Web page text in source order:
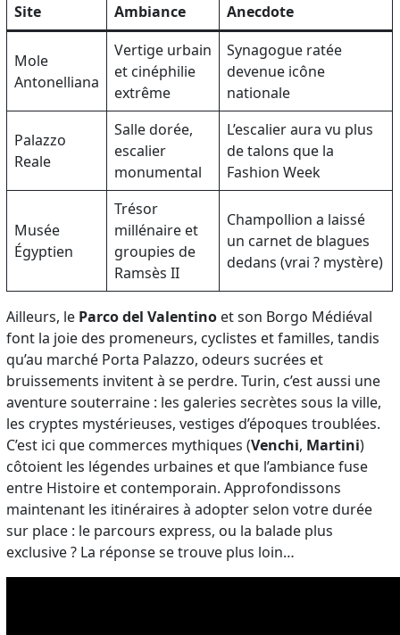
Site Ambiance Anecdote
Mole
Antonelliana
Vertige urbain
et cinéphilie
extrême
Synagogue ratée
devenue icône
nationale
Palazzo
Reale
Salle dorée,
escalier
monumental
L’escalier aura vu plus
de talons que la
Fashion Week
Musée
Égyptien
Trésor
millénaire et
groupies de
Ramsès II
Champollion a laissé
un carnet de blagues
dedans (vrai ? mystère)
Ailleurs, le Parco del Valentino et son Borgo Médiéval
font la joie des promeneurs, cyclistes et familles, tandis
qu’au marché Porta Palazzo, odeurs sucrées et
bruissements invitent à se perdre. Turin, c’est aussi une
aventure souterraine : les galeries secrètes sous la ville,
les cryptes mystérieuses, vestiges d’époques troublées.
C’est ici que commerces mythiques (Venchi, Martini)
côtoient les légendes urbaines et que l’ambiance fuse
entre Histoire et contemporain. Approfondissons
maintenant les itinéraires à adopter selon votre durée
sur place : le parcours express, ou la balade plus
exclusive ? La réponse se trouve plus loin…